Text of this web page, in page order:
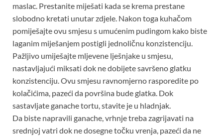
maslac. Prestanite miješati kada se krema prestane
slobodno kretati unutar zdjele. Nakon toga kuhačom
pomiješajte ovu smjesu s umućenim pudingom kako biste
laganim miješanjem postigli jednoličnu konzistenciju.
Pažljivo umiješajte mljevene lješnjake u smjesu,
nastavljajući miksati dok ne dobijete savršeno glatku
konzistenciju. Ovu smjesu ravnomjerno rasporedite po
kolačićima, pazeći da površina bude glatka. Dok
sastavljate ganache tortu, stavite je u hladnjak.
Da biste napravili ganache, vrhnje treba zagrijavati na
srednjoj vatri dok ne dosegne točku vrenja, pazeći da ne